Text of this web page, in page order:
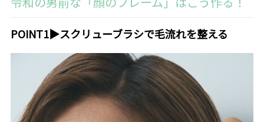
POINT1▶︎スクリューブラシで毛流れを整える